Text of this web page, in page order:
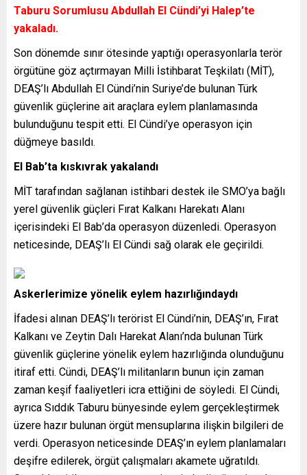
Taburu Sorumlusu Abdullah El Cündi’yi Halep’te
yakaladı.
Son dönemde sınır ötesinde yaptığı operasyonlarla terör
örgütüne göz açtırmayan Milli İstihbarat Teşkilatı (MİT),
DEAŞ’lı Abdullah El Cündi’nin Suriye’de bulunan Türk
güvenlik güçlerine ait araçlara eylem planlamasında
bulunduğunu tespit etti. El Cündi’ye operasyon için
düğmeye basıldı.
El Bab’ta kıskıvrak yakalandı
MİT tarafından sağlanan istihbari destek ile SMO’ya bağlı
yerel güvenlik güçleri Fırat Kalkanı Harekatı Alanı
içerisindeki El Bab’da operasyon düzenledi. Operasyon
neticesinde, DEAŞ’lı El Cündi sağ olarak ele geçirildi.
Askerlerimize yönelik eylem hazırlığındaydı
İfadesi alınan DEAŞ’lı terörist El Cündi’nin, DEAŞ’ın, Fırat
Kalkanı ve Zeytin Dalı Harekat Alanı’nda bulunan Türk
güvenlik güçlerine yönelik eylem hazırlığında olunduğunu
itiraf etti. Cündi, DEAŞ’lı militanların bunun için zaman
zaman keşif faaliyetleri icra ettiğini de söyledi. El Cündi,
ayrıca Sıddık Taburu bünyesinde eylem gerçekleştirmek
üzere hazır bulunan örgüt mensuplarına ilişkin bilgileri de
verdi. Operasyon neticesinde DEAŞ’ın eylem planlamaları
deşifre edilerek, örgüt çalışmaları akamete uğratıldı.